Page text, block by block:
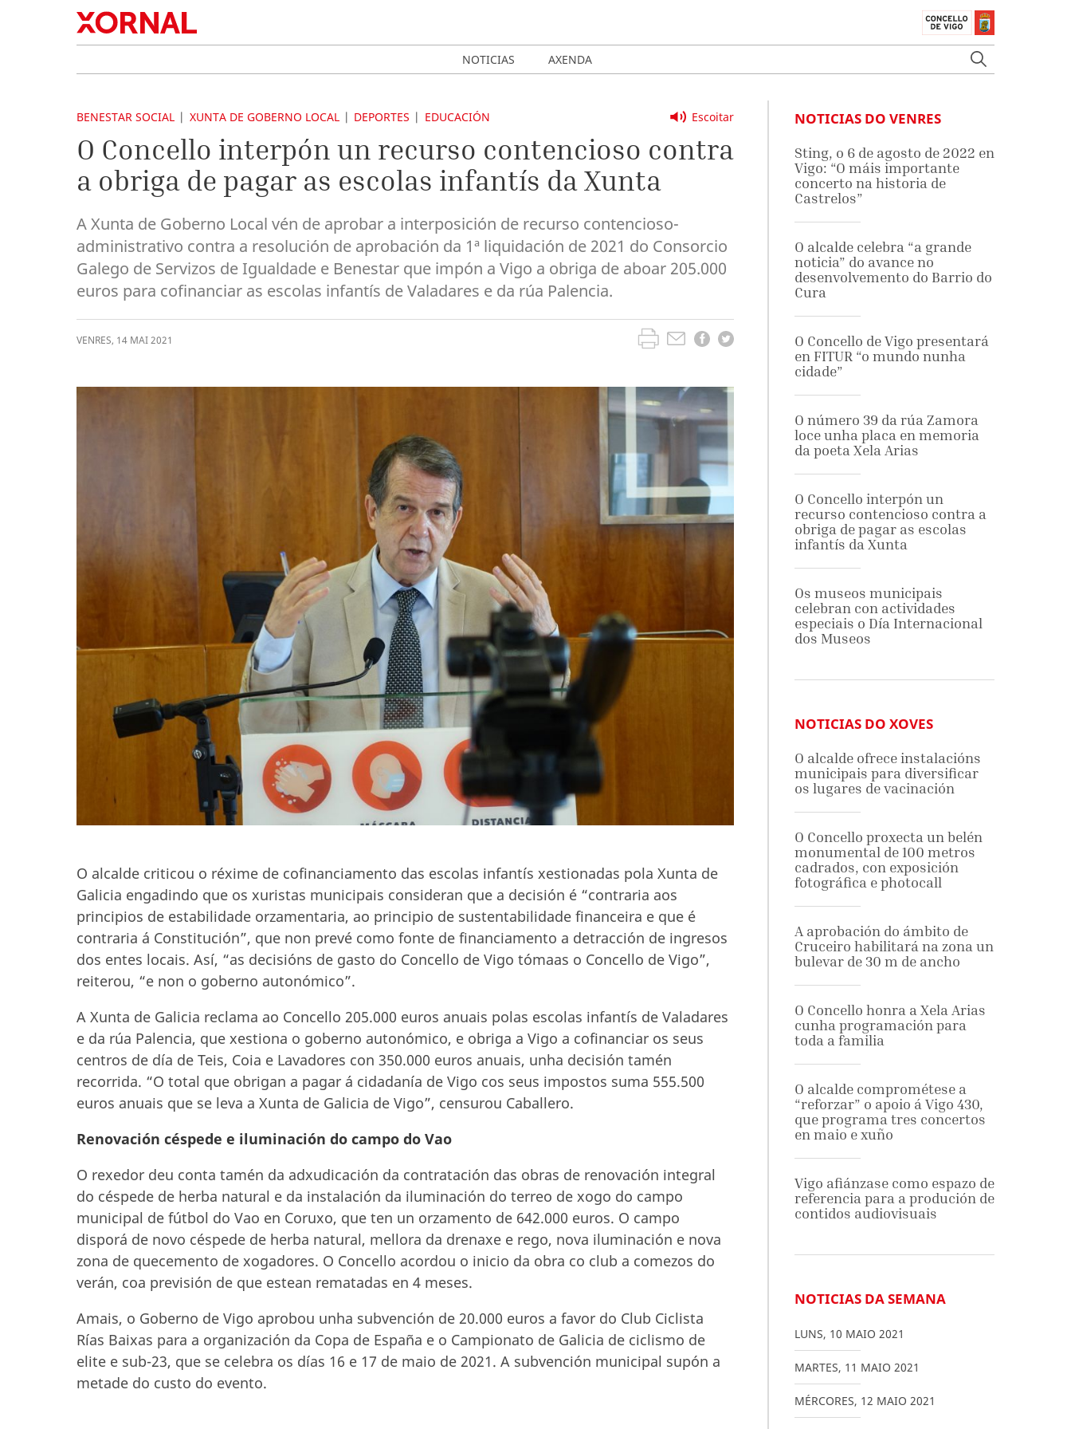
NOTICIAS AXENDA
Escoitar
BENESTAR SOCIAL XUNTA DE GOBERNO LOCAL DEPORTES EDUCACIÓN
O Concello interpón un recurso contencioso contra
a obriga de pagar as escolas infantís da Xunta
A Xunta de Goberno Local vén de aprobar a interposición de recurso contencioso-
administrativo contra a resolución de aprobación da 1ª liquidación de 2021 do Consorcio
Galego de Servizos de Igualdade e Benestar que impón a Vigo a obriga de aboar 205.000
euros para cofinanciar as escolas infantís de Valadares e da rúa Palencia.
VENRES, 14 MAI2021
O alcalde criticou o réxime de cofinanciamento das escolas infantís xestionadas pola Xunta de
Galicia engadindo que os xuristas municipais consideran que a decisión é “contraria aos
principios de estabilidade orzamentaria, ao principio de sustentabilidade financeira e que é
contraria á Constitución”, que non prevé como fonte de financiamento a detracción de ingresos
dos entes locais. Así, “as decisións de gasto do Concello de Vigo tómaas o Concello de Vigo”,
reiterou, “e non o goberno autonómico”.
A Xunta de Galicia reclama ao Concello 205.000 euros anuais polas escolas infantís de Valadares
e da rúa Palencia, que xestiona o goberno autonómico, e obriga a Vigo a cofinanciar os seus
centros de día de Teis, Coia e Lavadores con 350.000 euros anuais, unha decisión tamén
recorrida. “O total que obrigan a pagar á cidadanía de Vigo cos seus impostos suma 555.500
euros anuais que se leva a Xunta de Galicia de Vigo”, censurou Caballero.
Renovación céspede e iluminación do campo do Vao
O rexedor deu conta tamén da adxudicación da contratación das obras de renovación integral
do céspede de herba natural e da instalación da iluminación do terreo de xogo do campo
municipal de fútbol do Vao en Coruxo, que ten un orzamento de 642.000 euros. O campo
disporá de novo céspede de herba natural, mellora da drenaxe e rego, nova iluminación e nova
zona de quecemento de xogadores. O Concello acordou o inicio da obra co club a comezos do
verán, coa previsión de que estean rematadas en 4 meses.
Amais, o Goberno de Vigo aprobou unha subvención de 20.000 euros a favor do Club Ciclista
Rías Baixas para a organización da Copa de España e o Campionato de Galicia de ciclismo de
elite e sub-23, que se celebra os días 16 e 17 de maio de 2021. A subvención municipal supón a
metade do custo do evento.
NOTICIAS DO VENRES
Sting, o 6 de agosto de 2022 en
Vigo: “O máis importante
concerto na historia de
Castrelos”
O alcalde celebra “a grande
noticia” do avance no
desenvolvemento do Barrio do
Cura
O Concello de Vigo presentará
en FITUR “o mundo nunha
cidade”
O número 39 da rúa Zamora
loce unha placa en memoria
da poeta Xela Arias
O Concello interpón un
recurso contencioso contra a
obriga de pagar as escolas
infantís da Xunta
Os museos municipais
celebran con actividades
especiais o Día Internacional
dos Museos
NOTICIAS DO XOVES
O alcalde ofrece instalacións
municipais para diversificar
os lugares de vacinación
O Concello proxecta un belén
monumental de 100 metros
cadrados, con exposición
fotográfica e photocall
A aprobación do ámbito de
Cruceiro habilitará na zona un
bulevar de 30 m de ancho
O Concello honra a Xela Arias
cunha programación para
toda a familia
O alcalde comprométese a
“reforzar” o apoio á Vigo 430,
que programa tres concertos
en maio e xuño
Vigo afiánzase como espazo de
referencia para a produción de
contidos audiovisuais
NOTICIAS DA SEMANA
LUNS, 10 MAIO 2021
MARTES, 11 MAIO 2021
MÉRCORES, 12 MAIO 2021